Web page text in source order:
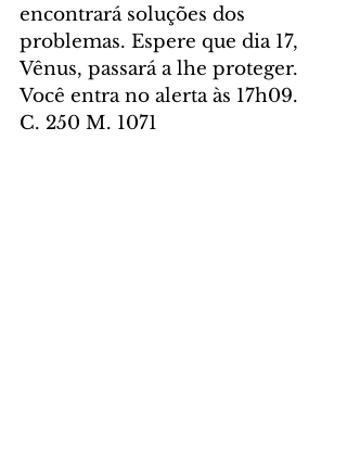
encontrará soluções dos
problemas. Espere que dia 17,
Vênus, passará a lhe proteger.
Você entra no alerta às 17h09.
C. 250 M. 1071